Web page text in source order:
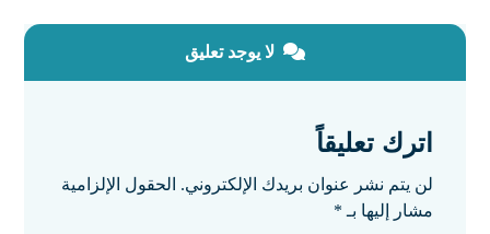
لا يوجد تعليق
اترك تعليقاً
لن يتم نشر عنوان بريدك الإلكتروني. الحقول الإلزامية
مشار إليها بـ *